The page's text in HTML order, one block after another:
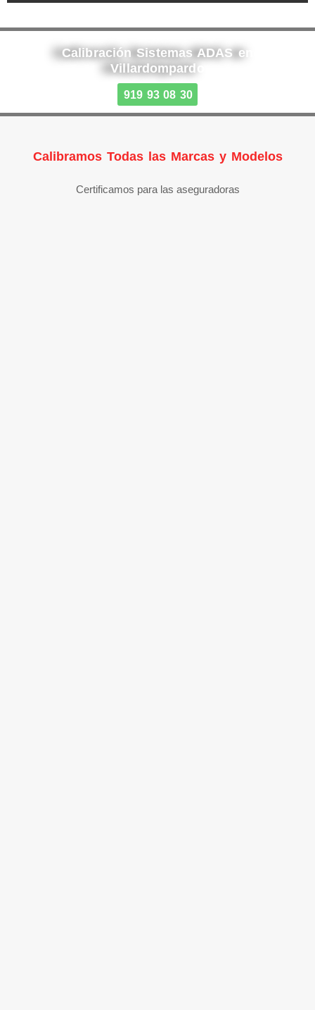
Calibración Sistemas ADAS en
Villardompardo
919 93 08 30
Calibramos Todas las Marcas y Modelos
Certificamos para las aseguradoras